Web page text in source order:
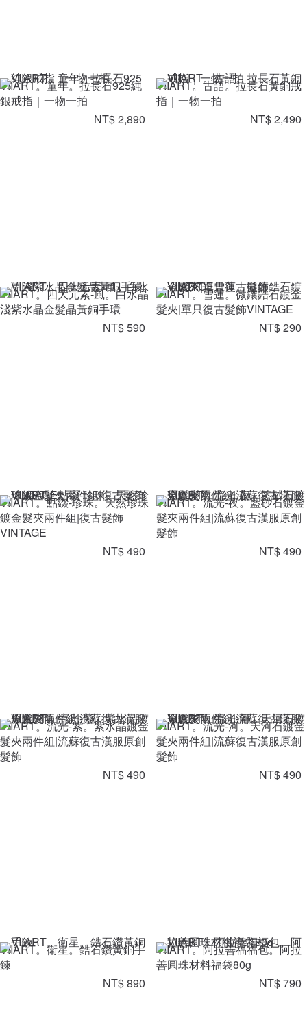
VIIART。童年。拉長石925純
銀戒指｜一物一拍
NT$ 2,890
VIIART。古語。拉長石黃銅戒
指｜一物一拍
NT$ 2,490
VIIART。四大元素-風。白水晶
淺紫水晶金髮晶黃銅手環
NT$ 590
VIIART。雪蓮。微鑲鋯石鍍金
髮夾|單只復古髮飾VINTAGE
NT$ 290
VIIART。點綴-珍珠。天然珍珠
鍍金髮夾兩件組|復古髮飾
VINTAGE
NT$ 490
VIIART。流光-夜。藍砂石鍍金
髮夾兩件組|流蘇復古漢服原創
髮飾
NT$ 490
VIIART。流光-紫。紫水晶鍍金
髮夾兩件組|流蘇復古漢服原創
髮飾
NT$ 490
VIIART。流光-河。天河石鍍金
髮夾兩件組|流蘇復古漢服原創
髮飾
NT$ 490
VIIART。衛星。鋯石鑽黃銅手
鍊
NT$ 890
VIIART。阿拉善福福包。阿拉
善圓珠材料福袋80g
NT$ 790